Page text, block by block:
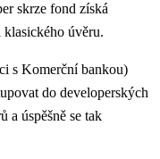
skrze fond získá
úvěru.
s Komerční bankou)
do developerských
a úspěšně se tak